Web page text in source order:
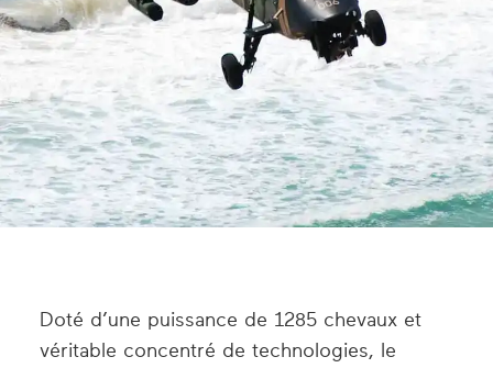
Doté d’une puissance de 1285 chevaux et
véritable concentré de technologies, le